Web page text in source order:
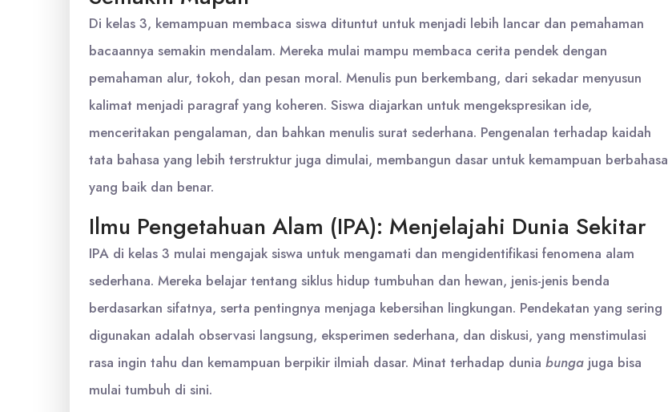
Di kelas 3, kemampuan membaca siswa dituntut untuk menjadi lebih lancar dan pemahaman
bacaannya semakin mendalam. Mereka mulai mampu membaca cerita pendek dengan
pemahaman alur, tokoh, dan pesan moral. Menulis pun berkembang, dari sekadar menyusun
kalimat menjadi paragraf yang koheren. Siswa diajarkan untuk mengekspresikan ide,
menceritakan pengalaman, dan bahkan menulis surat sederhana. Pengenalan terhadap kaidah
tata bahasa yang lebih terstruktur juga dimulai, membangun dasar untuk kemampuan berbahasa
yang baik dan benar.
Ilmu Pengetahuan Alam (IPA): Menjelajahi Dunia Sekitar
IPA di kelas 3 mulai mengajak siswa untuk mengamati dan mengidentifikasi fenomena alam
sederhana. Mereka belajar tentang siklus hidup tumbuhan dan hewan, jenis-jenis benda
berdasarkan sifatnya, serta pentingnya menjaga kebersihan lingkungan. Pendekatan yang sering
digunakan adalah observasi langsung, eksperimen sederhana, dan diskusi, yang menstimulasi
rasa ingin tahu dan kemampuan berpikir ilmiah dasar. Minat terhadap dunia bunga juga bisa
mulai tumbuh di sini.